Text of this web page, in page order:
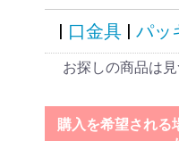
| 口金具 | パッ
お探しの商品は
購入を希望される